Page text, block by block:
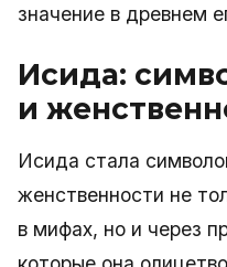
значение в древнем
Исида:
и
Исида стала
женственности не
в мифах, но и через